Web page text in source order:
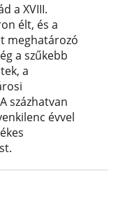
a XVIII.
élt, és a
meghatározó
a szűkebb
a
százhatvan
évvel